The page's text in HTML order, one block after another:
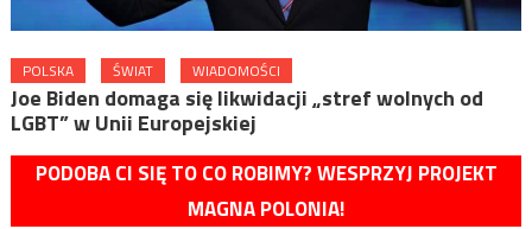
POLSKA ŚWIAT WIADOMOŚCI
Joe Biden domaga się likwidacji „stref wolnych od
LGBT” w Unii Europejskiej
PODOBA CI SIĘ TO CO ROBIMY? WESPRZYJ PROJEKT
MAGNA POLONIA!